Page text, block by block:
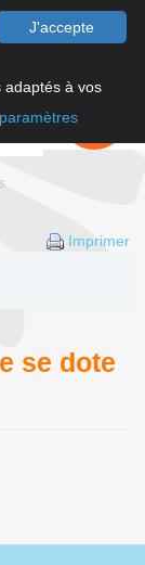
J'accepte
adaptés à vos
FAIRE UN
DON
Imprimer
se dote